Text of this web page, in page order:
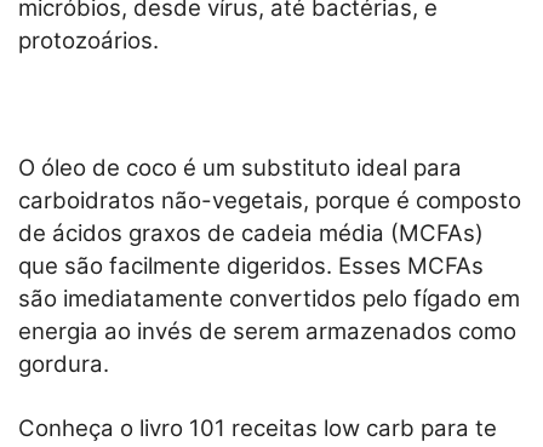
micróbios, desde vírus, até bactérias, e
protozoários.
O óleo de coco é um substituto ideal para
carboidratos não-vegetais, porque é composto
de ácidos graxos de cadeia média (MCFAs)
que são facilmente digeridos. Esses MCFAs
são imediatamente convertidos pelo fígado em
energia ao invés de serem armazenados como
gordura.
Conheça o livro 101 receitas low carb para te